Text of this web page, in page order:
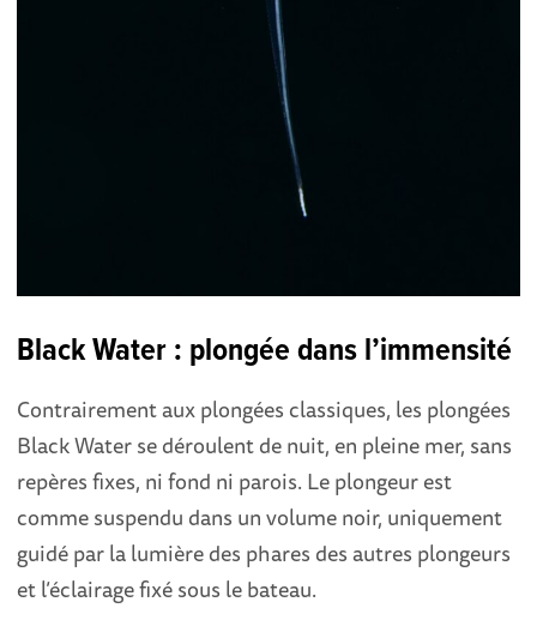
Black Water : plongée dans l’immensité
Contrairement aux plongées classiques, les plongées
Black Water se déroulent de nuit, en pleine mer, sans
repères fixes, ni fond ni parois. Le plongeur est
comme suspendu dans un volume noir, uniquement
guidé par la lumière des phares des autres plongeurs
et l’éclairage fixé sous le bateau.